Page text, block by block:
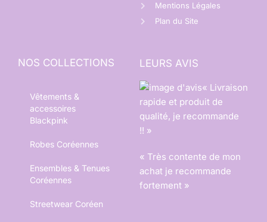
Mentions Légales
Plan du Site
NOS COLLECTIONS
Vêtements &
accessoires
Blackpink
Robes Coréennes
Ensembles & Tenues
Coréennes
Streetwear Coréen
LEURS AVIS
« Livraison
rapide et produit de
qualité, je recommande
!! »
« Très contente de mon
achat je recommande
fortement »